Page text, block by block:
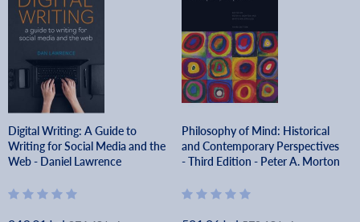
Digital Writing: A Guide to
Writing for Social Media and the
Web - Daniel Lawrence
Philosophy of Mind: Historical
and Contemporary Perspectives
- Third Edition - Peter A. Morton